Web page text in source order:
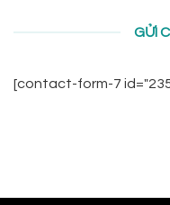
GỬI
[contact-form-7